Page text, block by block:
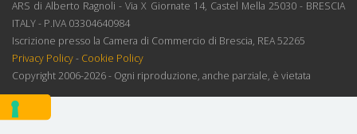
ARS di Alberto Ragnoli - Via X Giornate 14, Castel Mella 25030 - BRESCIA
ITALY - P.IVA 03304640984
Iscrizione presso la Camera di Commercio di Brescia, REA 52265
Privacy Policy- Cookie Policy
Copyright 2006-2026 - Ogni riproduzione, anche parziale, è vietata